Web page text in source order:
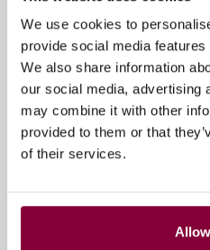
We use cookies to
provide social media
We also share information
our social media, advertising
may combine it with other
provided to them or that
of their services.
ondernemerschap
bent met een disruptief
zich de nieuwste tech-
je de ingang.
De MAD-Talks zijn hét
community om de grenzen
gesprek te gaan over de